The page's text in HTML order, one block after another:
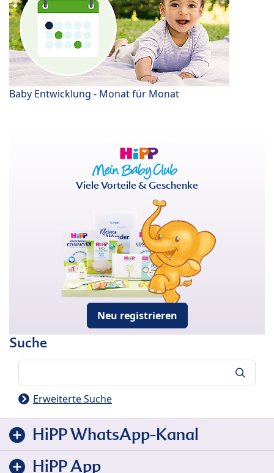
Baby Entwicklung - Monat für Monat
Viele Vorteile & Geschenke
Neu registrieren
Suche
Erweiterte Suche
HiPP WhatsApp-Kanal
HiPP App